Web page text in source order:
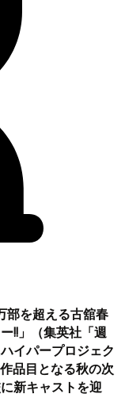
部を超える古舘春
!!」（集英社「週
イパープロジェク
品目となる秋の次
新キャストを迎